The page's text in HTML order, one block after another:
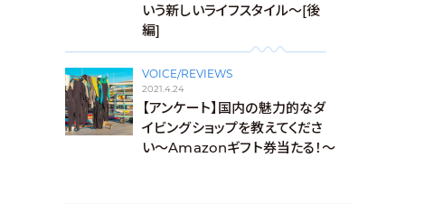
いう新しいライフスタイル〜[後
編]
VOICE/REVIEWS
2021.4.24
【アンケート】国内の魅力的なダ
イビングショップを教えてくださ
い〜Amazonギフト券当たる！〜